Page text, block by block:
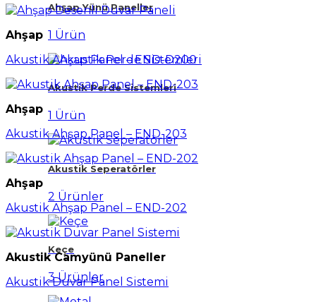
Ahşap Yünü Paneller
1 Ürün
Akustik Perde Sistemleri
1 Ürün
Akustik Seperatörler
2 Ürünler
Keçe
3 Ürünler
Ahşap
Akustik Ahşap Panel – END-D200
Ahşap
Akustik Ahşap Panel – END-203
Ahşap
Akustik Ahşap Panel – END-202
Akustik Camyünü Paneller
Akustik Duvar Panel Sistemi